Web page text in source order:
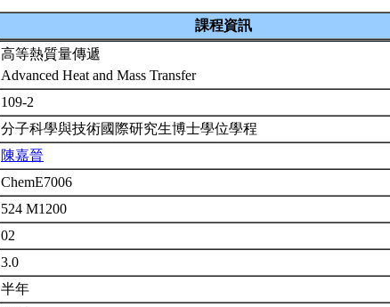
課程資訊
高等熱質量傳遞
Advanced Heat and Mass Transfer
109-2
分子科學與技術國際研究生博士學位學程
陳嘉晉
ChemE7006
524 M1200
02
3.0
半年